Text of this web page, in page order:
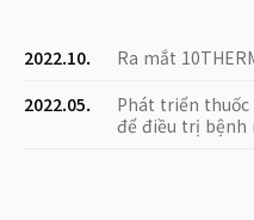
2022.10.
Ra mắt
2022.05.
Phát triển thuốc
để điều trị